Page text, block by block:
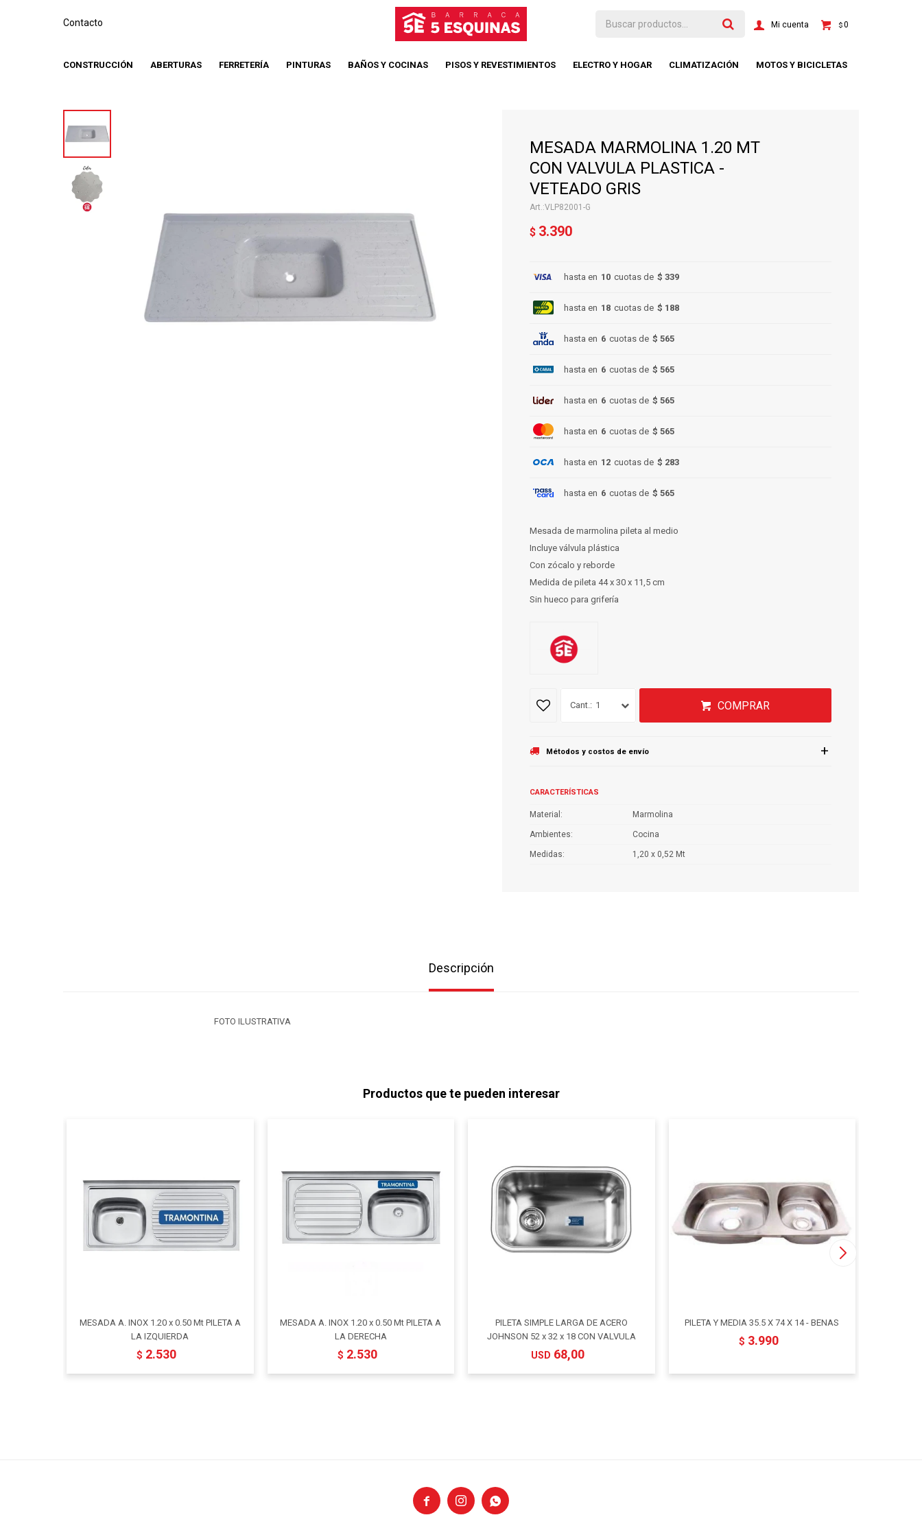
CONSTRUCCIÓN ABERTURAS FERRETERÍA PINTURAS BAÑOS Y COCINAS PISOS Y REVESTIMIENTOS ELECTRO Y HOGAR CLIMATIZACIÓN MOTOS Y BICICLETAS
$0
Contacto
MESADA MARMOLINA 1.20 MT
CON VALVULA PLASTICA -
VETEADO GRIS
VLP82001-G
$ 3.390
hasta en 10 cuotas de $ 339
hasta en 18 cuotas de $ 188
hasta en 6 cuotas de $ 565
hasta en 6 cuotas de $ 565
hasta en 6 cuotas de $ 565
hasta en 6 cuotas de $ 565
hasta en 12 cuotas de $ 283
hasta en 6 cuotas de $ 565
Mesada de marmolina pileta al medio
Incluye válvula plástica
Con zócalo y reborde
Medida de pileta 44 x 30 x 11,5 cm
Sin hueco para grifería
1 COMPRAR
Métodos y costos de envío
CARACTERÍSTICAS
Material Marmolina
Ambientes Cocina
Medidas 1,20 x 0,52 Mt
Descripción
FOTO ILUSTRATIVA
Productos que te pueden interesar
MESADA A. INOX 1.20 x 0.50 Mt PILETA A
LA IZQUIERDA
$ 2.530
MESADA A. INOX 1.20 x 0.50 Mt PILETA A
LA DERECHA
$ 2.530
PILETA SIMPLE LARGA DE ACERO
JOHNSON 52 x 32 x 18 CON VALVULA
USD 68,00
PILETA Y MEDIA 35.5 X 74 X 14 - BENAS
$ 3.990
  